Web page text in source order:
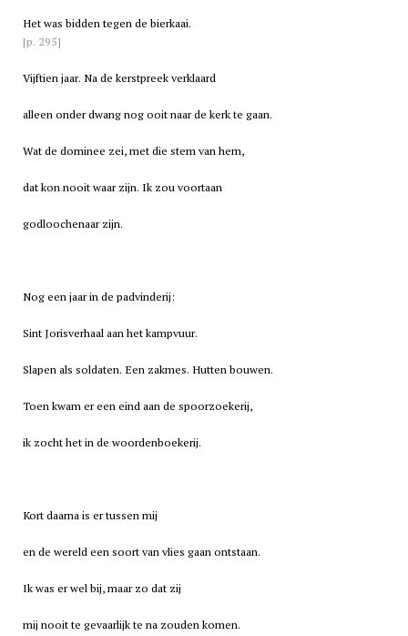
Het was bidden tegen de bierkaai.
[p. 295]
Vijftien jaar. Na de kerstpreek verklaard
alleen onder dwang nog ooit naar de kerk te gaan.
Wat de dominee zei, met die stem van hem,
dat kon nooit waar zijn. Ik zou voortaan
godloochenaar zijn.
Nog een jaar in de padvinderij:
Sint Jorisverhaal aan het kampvuur.
Slapen als soldaten. Een zakmes. Hutten bouwen.
Toen kwam er een eind aan de spoorzoekerij,
ik zocht het in de woordenboekerij.
Kort daarna is er tussen mij
en de wereld een soort van vlies gaan ontstaan.
Ik was er wel bij, maar zo dat zij
mij nooit te gevaarlijk te na zouden komen.